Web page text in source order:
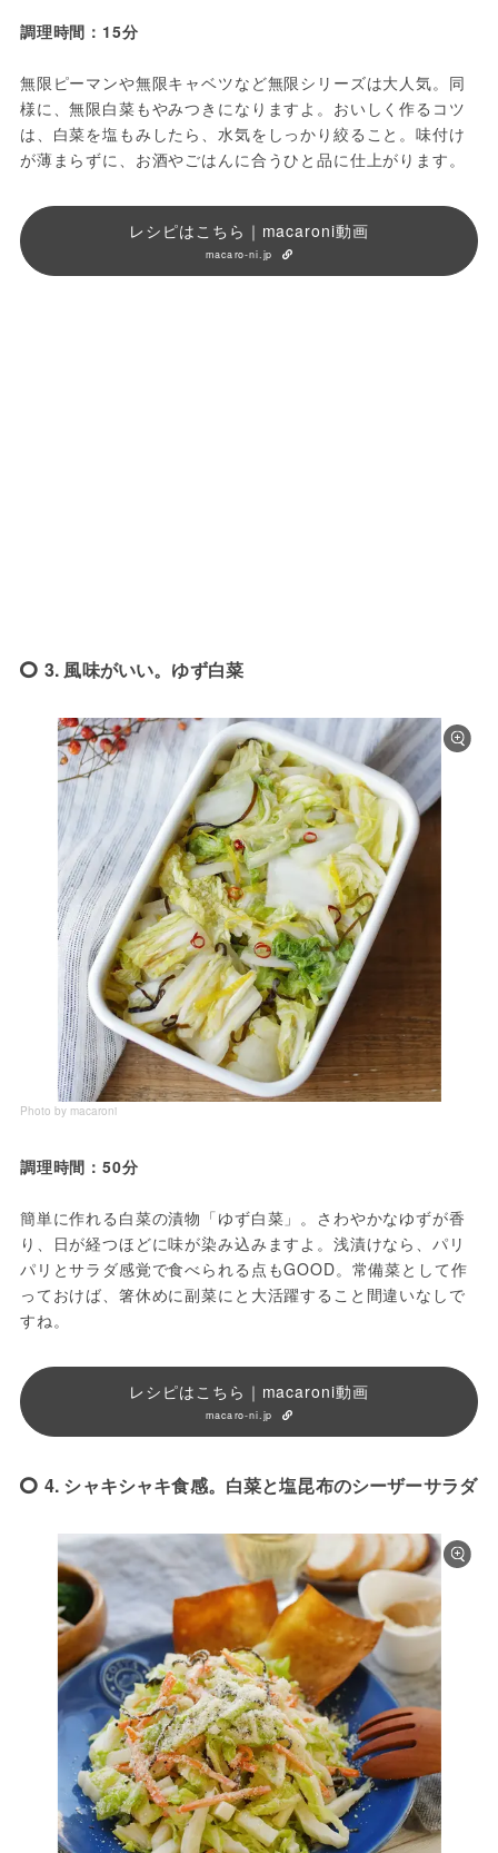
調理時間：15分
無限ピーマンや無限キャベツなど無限シリーズは大人気。同
様に、無限白菜もやみつきになりますよ。おいしく作るコツ
は、白菜を塩もみしたら、水気をしっかり絞ること。味付け
が薄まらずに、お酒やごはんに合うひと品に仕上がります。
レシピはこちら｜macaroni動画
macaro-ni.jp
3. 風味がいい。ゆず白菜
Photo by macaroni
調理時間：50分
簡単に作れる白菜の漬物「ゆず白菜」。さわやかなゆずが香
り、日が経つほどに味が染み込みますよ。浅漬けなら、パリ
パリとサラダ感覚で食べられる点もGOOD。常備菜として作
っておけば、箸休めに副菜にと大活躍すること間違いなしで
すね。
レシピはこちら｜macaroni動画
macaro-ni.jp
4. シャキシャキ食感。白菜と塩昆布のシーザーサラダ